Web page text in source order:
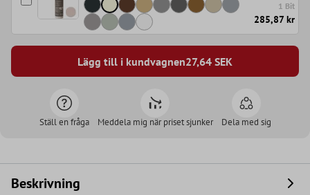
1 Bit
285,87 kr
Lägg till i kundvagnen27,64 SEK
Ställ en fråga Meddela mig när priset sjunker Dela med sig
Beskrivning